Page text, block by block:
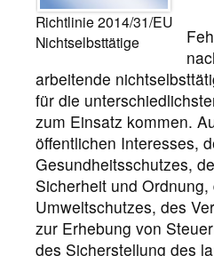
Richtlinie 2014/31/EU
Nichtselbsttätige
arbeitende
für die
zum Einsatz kommen.
öffentlichen Interesses,
Gesundheitsschutzes,
Sicherheit und Ordnung,
Umweltschutzes, des
zur Erhebung von
des Sicherstellung des